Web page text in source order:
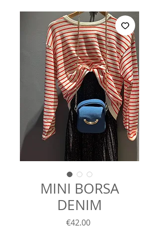
MINI BORSA
DENIM
€42.00Price